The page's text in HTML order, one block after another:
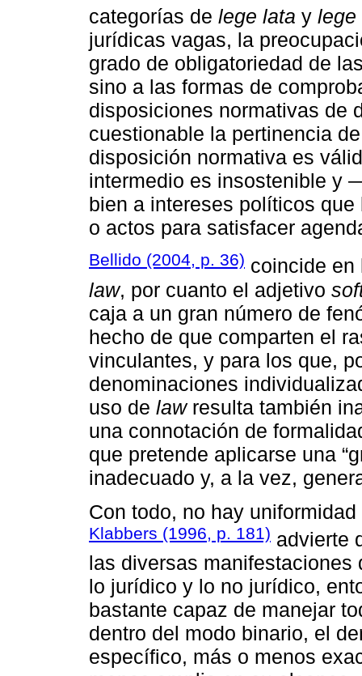
categorías de lege lata y lege
jurídicas vagas, la
grado de obligatoriedad de
sino a las formas de
disposiciones normativas de
cuestionable la pertinencia
disposición normativa es
intermedio es insostenible y
bien a intereses políticos
o actos para satisfacer
Bellido (2004, p. 36) coincide
law, por cuanto el adjetivo
caja a un gran número de
hecho de que comparten el
vinculantes, y para los que,
denominaciones
uso de lawresulta también
una connotación de
que pretende aplicarse una
inadecuado y, a la vez,
Con todo, no hay
Klabbers (1996, p. 181) advierte
las diversas manifestaciones
lo jurídico y lo no jurídico,
bastante capaz de manejar
dentro del modo binario, el
específico, más o menos